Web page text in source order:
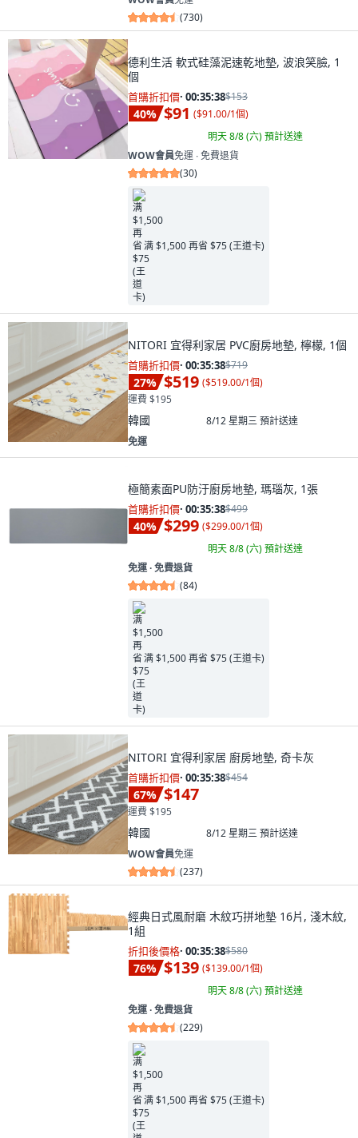
(730)
德利生活 軟式硅藻泥速乾地墊, 波浪笑臉, 1
個
首購折扣價· 00:35:37$153
40% $91 ($91.00/1個)
明天 8/8 (六)預計送達
WOW會員免運 ∙ 免費退貨
(30)
满 $1,500 再省 $75 (王道卡)
NITORI 宜得利家居 PVC廚房地墊, 檸檬, 1個
首購折扣價· 00:35:37$719
27% $519 ($519.00/1個)
運費 $195
韓國 8/12 星期三預計送達
免運
極簡素面PU防汙廚房地墊, 瑪瑙灰, 1張
首購折扣價· 00:35:37$499
40% $299 ($299.00/1個)
明天 8/8 (六)預計送達
免運 ∙ 免費退貨
(84)
满 $1,500 再省 $75 (王道卡)
NITORI 宜得利家居 廚房地墊, 奇卡灰
首購折扣價· 00:35:37$454
67% $147
運費 $195
韓國 8/12 星期三預計送達
WOW會員免運
(237)
經典日式風耐磨 木紋巧拼地墊 16片, 淺木紋,
1組
折扣後價格· 00:35:37$580
76% $139 ($139.00/1個)
明天 8/8 (六)預計送達
免運 ∙ 免費退貨
(229)
满 $1,500 再省 $75 (王道卡)